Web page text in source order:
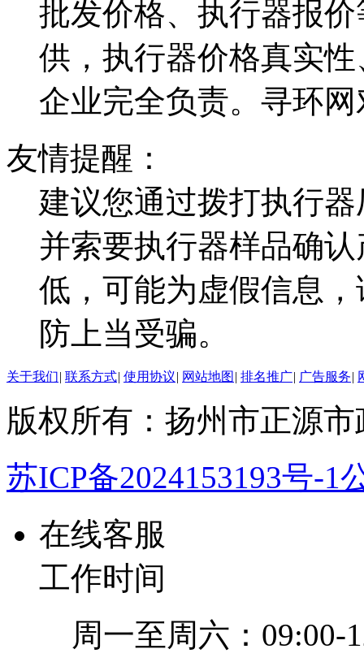
批发价格、执行器报
供，执行器价格真实
企业完全负责。寻环
友情提醒：
建议您通过拨打执行
并索要执行器样品确
低，可能为虚假信息
防上当受骗。
关于我们| 联系方式| 使用协议| 网站地图 | 排名推广| 广告服务|
版权所有：扬州市正源
苏ICP备2024153193号-1
在线客服
工作时间
周一至周六：09:00-